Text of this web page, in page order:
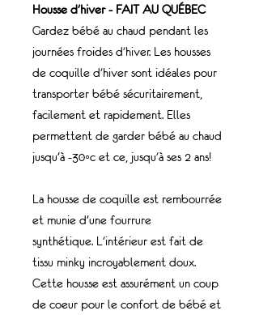
Housse d'hiver - FAIT AU QUÉBEC
Gardez bébé au chaud pendant les
journées froides d'hiver. Les housses
de coquille d'hiver sont idéales pour
transporter bébé sécuritairement,
facilement et rapidement. Elles
permettent de garder bébé au chaud
jusqu’à -30◦c et ce, jusqu'à ses 2 ans!
La housse de coquille est rembourrée
et munie d’une fourrure
synthétique. L'intérieur est fait de
tissu minky incroyablement doux.
Cette housse est assurément un coup
de coeur pour le confort de bébé et